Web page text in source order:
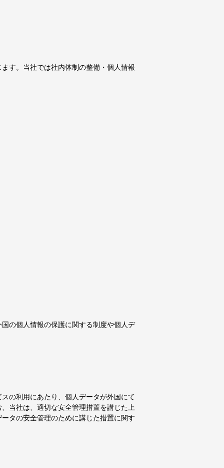
す。当社では社内体制の整備・個⼈情報
の個人情報の保護に関する制度や個人デ
の利用にあたり、個人データが外国にて
当社は、適切な安全管理措置を講じた上
タの安全管理のために講じた措置に関す